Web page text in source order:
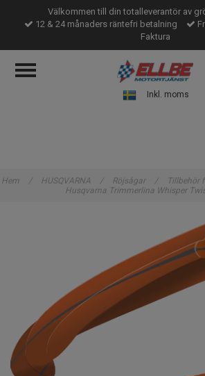
Välkommen till din totalleverantör av
12 & 24 månaders räntefri betalning
Faktura
Inkl. moms
Hem / HUSQVARNA / Röjsågar / Tillbehör
Husqvarna Trimmerlina Whisper